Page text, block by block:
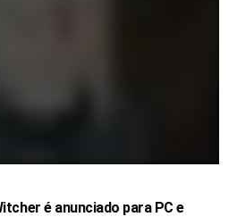
é anunciado para PC e